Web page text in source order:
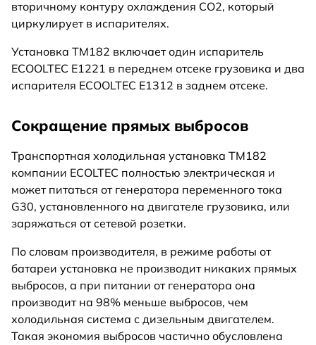
вторичному контуру охлаждения CO2, который
циркулирует в испарителях.
Установка TM182 включает один испаритель
ECOOLTEC E1221 в переднем отсеке грузовика и два
испарителя ECOOLTEC E1312 в заднем отсеке.
Сокращение прямых выбросов
Транспортная холодильная установка TM182
компании ECOLTEC полностью электрическая и
может питаться от генератора переменного тока
G30, установленного на двигателе грузовика, или
заряжаться от сетевой розетки.
По словам производителя, в режиме работы от
батареи установка не производит никаких прямых
выбросов, а при питании от генератора она
производит на 98% меньше выбросов, чем
холодильная система с дизельным двигателем.
Такая экономия выбросов частично обусловлена